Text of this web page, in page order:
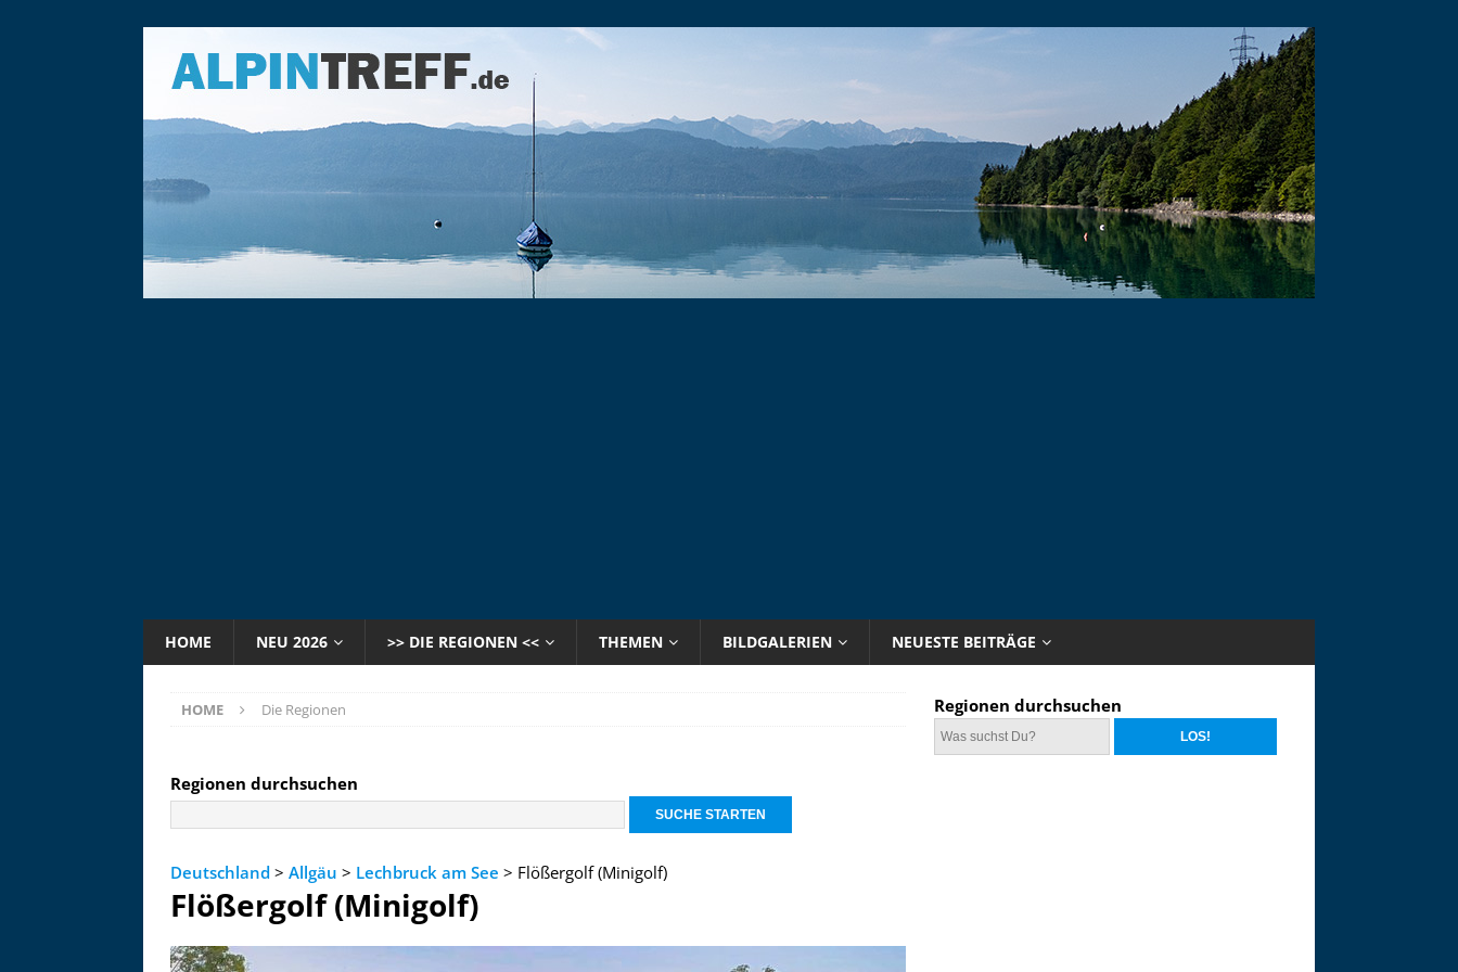
HOME NEU 2026 >> DIE REGIONEN << THEMEN BILDGALERIEN NEUESTE BEITRÄGE
HOME Die Regionen
Regionen durchsuchen
Deutschland > Allgäu > Lechbruck am See > Flößergolf (Minigolf)
Flößergolf (Minigolf)
Regionen durchsuchen